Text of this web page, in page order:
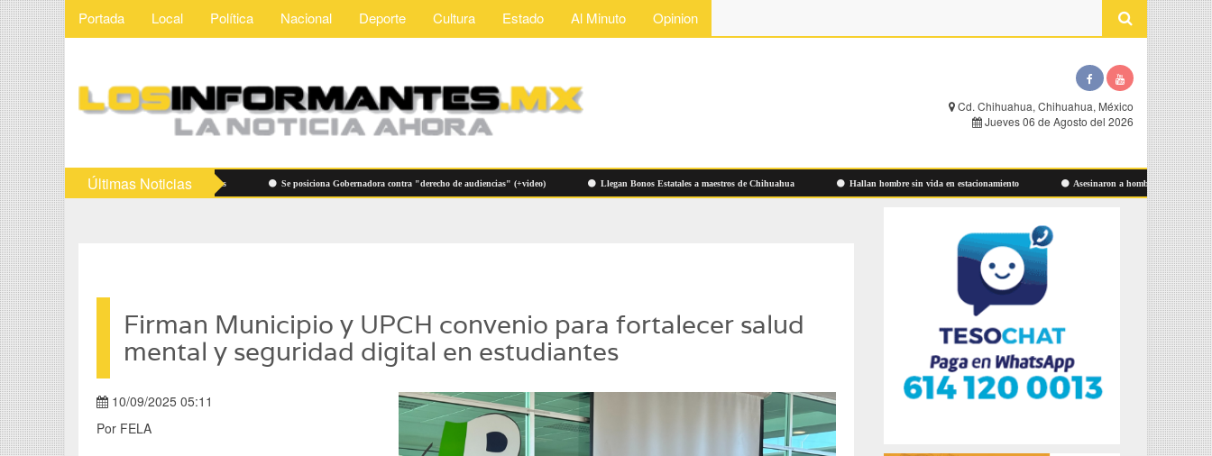
Portada Local Política Nacional Deporte Cultura Estado Al Minuto Opinion
Cd. Chihuahua, Chihuahua, México
Jueves 06 de Agosto del 2026
Últimas Noticias
Vigilarán precios de útiles escolares Se posiciona Gobernadora contra "derecho de audiencias" (+video) Llegan Bonos Estatales a maestros de Chihuahua Hallan hombre sin vida en estacionamiento Asesinaron a hombre ayer en Las Aldabas
Firman Municipio y UPCH convenio para fortalecer salud
mental y seguridad digital en estudiantes
10/09/2025 05:11
Por FELA